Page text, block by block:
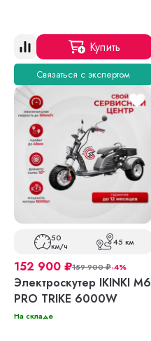
Купить
Связаться с экспертом
50
км/ч 45 км
152 900 ₽159 900₽-4%
Электроскутер IKINKI M6
PRO TRIKE 6000W
На складе